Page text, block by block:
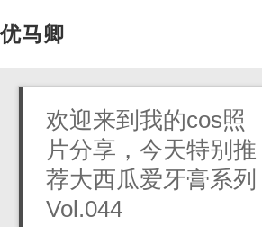
优马卿
欢迎来到我的cos照
片分享，今天特别推
荐大西瓜爱牙膏系列
Vol.044